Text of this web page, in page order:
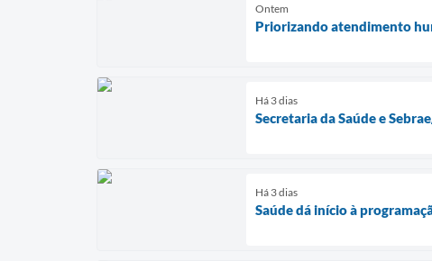
Ontem
Priorizando atendimento
Há 3 dias
Secretaria da Saúde e
Há 3 dias
Saúde dá início à